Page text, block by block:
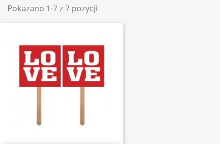
Pokazano 1-7 z 7 pozycji